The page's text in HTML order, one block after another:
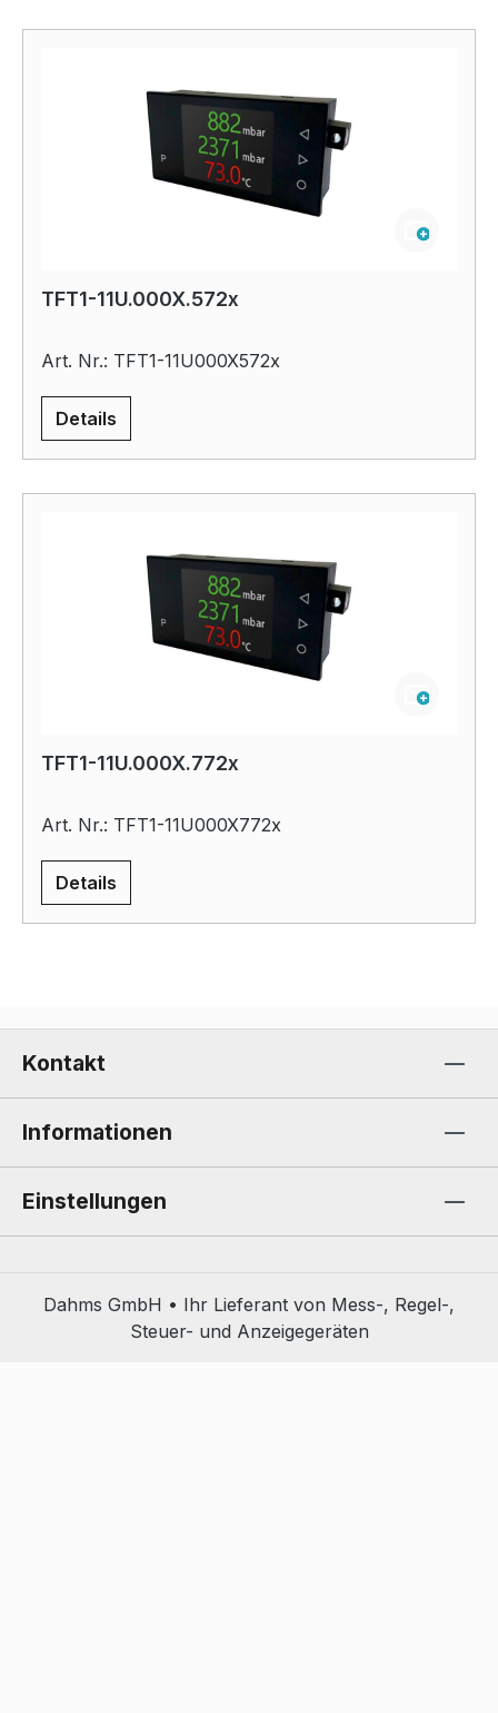
TFT1-11U.000X.572x
Art. Nr.: TFT1-11U000X572x
Details
TFT1-11U.000X.772x
Art. Nr.: TFT1-11U000X772x
Details
Kontakt
Informationen
Einstellungen
Dahms GmbH • Ihr Lieferant von Mess-, Regel-,
Steuer- und Anzeigegeräten